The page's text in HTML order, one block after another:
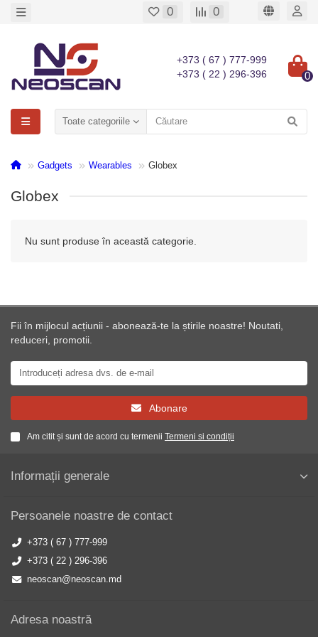
0 0
+373 ( 67 ) 777-999
+373 ( 22 ) 296-396
0
Toate categoriile
Gadgets Wearables Globex
Globex
Nu sunt produse în această categorie.
Fii în mijlocul acțiunii - abonează-te la știrile noastre! Noutati,
reduceri, promotii.
Abonare
Am citit și sunt de acord cu termenii Termeni si condiții
Informații generale
Persoanele noastre de contact
+373 ( 67 ) 777-999
+373 ( 22 ) 296-396
neoscan@neoscan.md
Adresa noastră